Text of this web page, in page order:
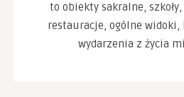
to obiekty sakralne,
restauracje, ogólne widoki,
wydarzenia z życia
strona jest
używana.